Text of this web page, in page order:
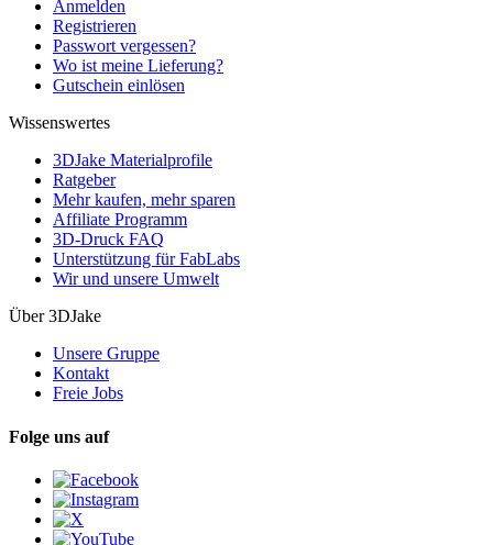
Anmelden
Registrieren
Passwort vergessen?
Wo ist meine Lieferung?
Gutschein einlösen
Wissenswertes
3DJake Materialprofile
Ratgeber
Mehr kaufen, mehr sparen
Affiliate Programm
3D-Druck FAQ
Unterstützung für FabLabs
Wir und unsere Umwelt
Über 3DJake
Unsere Gruppe
Kontakt
Freie Jobs
Folge uns auf